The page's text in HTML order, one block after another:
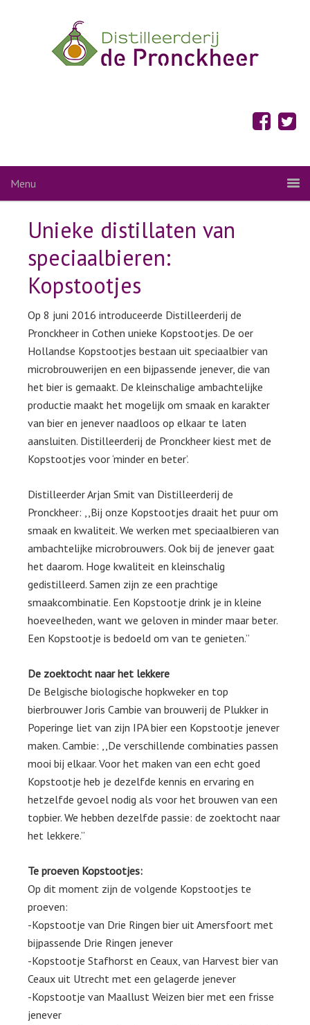
Menu
Unieke distillaten van
speciaalbieren:
Kopstootjes
Op 8 juni 2016 introduceerde Distilleerderij de
Pronckheer in Cothen unieke Kopstootjes. De oer
Hollandse Kopstootjes bestaan uit speciaalbier van
microbrouwerijen en een bijpassende jenever, die van
het bier is gemaakt. De kleinschalige ambachtelijke
productie maakt het mogelijk om smaak en karakter
van bier en jenever naadloos op elkaar te laten
aansluiten. Distilleerderij de Pronckheer kiest met de
Kopstootjes voor ‘minder en beter’.
Distilleerder Arjan Smit van Distilleerderij de
Pronckheer: ,,Bij onze Kopstootjes draait het puur om
smaak en kwaliteit. We werken met speciaalbieren van
ambachtelijke microbrouwers. Ook bij de jenever gaat
het daarom. Hoge kwaliteit en kleinschalig
gedistilleerd. Samen zijn ze een prachtige
smaakcombinatie. Een Kopstootje drink je in kleine
hoeveelheden, want we geloven in minder maar beter.
Een Kopstootje is bedoeld om van te genieten.”
De zoektocht naar het lekkere
De Belgische biologische hopkweker en top
bierbrouwer Joris Cambie van brouwerij de Plukker in
Poperinge liet van zijn IPA bier een Kopstootje jenever
maken. Cambie: ,,De verschillende combinaties passen
mooi bij elkaar. Voor het maken van een echt goed
Kopstootje heb je dezelfde kennis en ervaring en
hetzelfde gevoel nodig als voor het brouwen van een
topbier. We hebben dezelfde passie: de zoektocht naar
het lekkere.”
Te proeven Kopstootjes:
Op dit moment zijn de volgende Kopstootjes te
proeven:
-Kopstootje van Drie Ringen bier uit Amersfoort met
bijpassende Drie Ringen jenever
-Kopstootje Stafhorst en Ceaux, van Harvest bier van
Ceaux uit Utrecht met een gelagerde jenever
-Kopstootje van Maallust Weizen bier met een frisse
jenever